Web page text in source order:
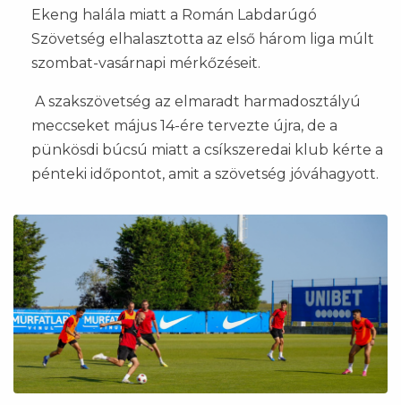
Ekeng halála miatt a Román Labdarúgó
Szövetség elhalasztotta az első három liga múlt
szombat-vasárnapi mérkőzéseit.
A szakszövetség az elmaradt harmadosztályú
meccseket május 14-ére tervezte újra, de a
pünkösdi búcsú miatt a csíkszeredai klub kérte a
pénteki időpontot, amit a szövetség jóváhagyott.